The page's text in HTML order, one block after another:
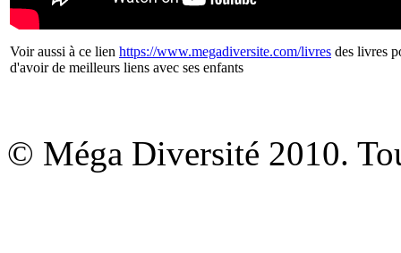
Voir aussi à ce lien https://www.megadiversite.com/livres des livres
d'avoir de meilleurs liens avec ses enfants
© Méga Diversité 2010.